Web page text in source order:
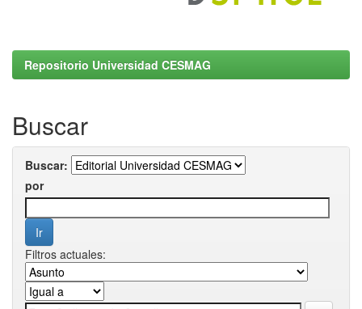
Repositorio Universidad CESMAG
Buscar
Buscar:
por
Filtros actuales: